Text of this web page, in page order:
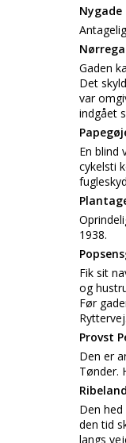
Nygade
Gaden
Det
var
indgået
En blind
cykelsti
1938.
Fik sit
og
Før
Ryttervej.
Provst
Den er
Tønder.
Den hed
den tid
langs